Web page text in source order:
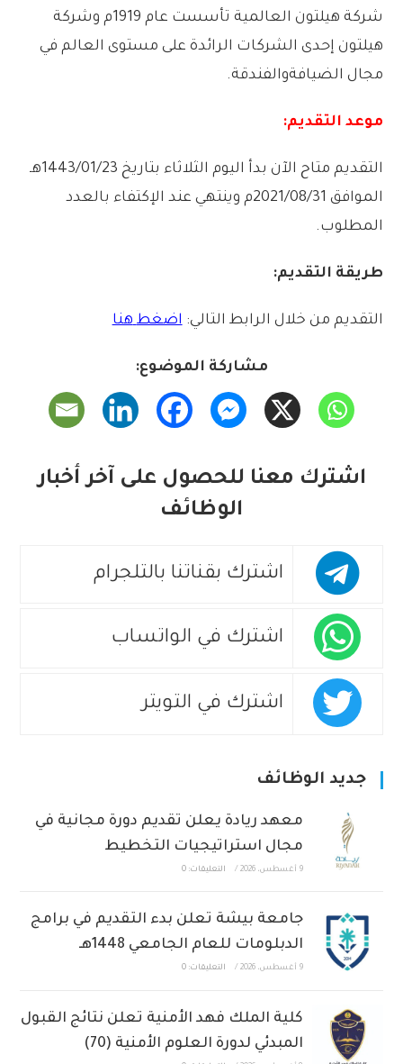
شركة هيلتون العالمية تأسست عام م وشركة
هيلتون إحدى الشركات الرائدة على مستوى العالم في
مجال الضيافةوالفندقة.
موعد التقديم:
التقديم متاح الآن بدأ اليوم الثلاثاء بتاريخ
هـ
الموافق
م وينتهي عند الإكتفاء بالعدد
المطلوب.
طريقة التقديم:
التقديم من خلال الرابط التالي: اضغط هنا
مشاركة الموضوع:
اشترك معنا للحصول على آخر أخبار
الوظائف
اشترك بقناتنا بالتلجرام
اشترك في الواتساب
اشترك في التويتر
جديد الوظائف
معهد ريادة يعلن تقديم دورة مجانية في
مجال استراتيجيات التخطيط
9 أغسطس، 2026 / التعليقات: 0
جامعة بيشة تعلن بدء التقديم في برامج
الدبلومات للعام الجامعي 1448هـ
9 أغسطس، 2026 / التعليقات: 0
كلية الملك فهد الأمنية تعلن نتائج القبول
المبدئي لدورة العلوم الأمنية (70)